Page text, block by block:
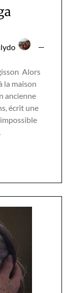
Alors
la maison
ancienne
écrit une